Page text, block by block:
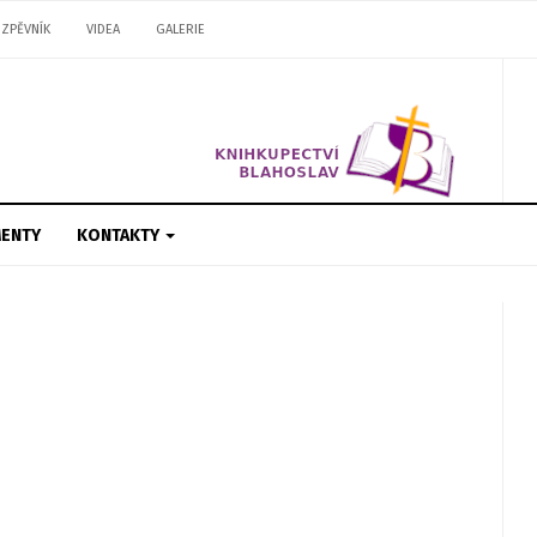
ZPĚVNÍK VIDEA GALERIE
KONTAKTY